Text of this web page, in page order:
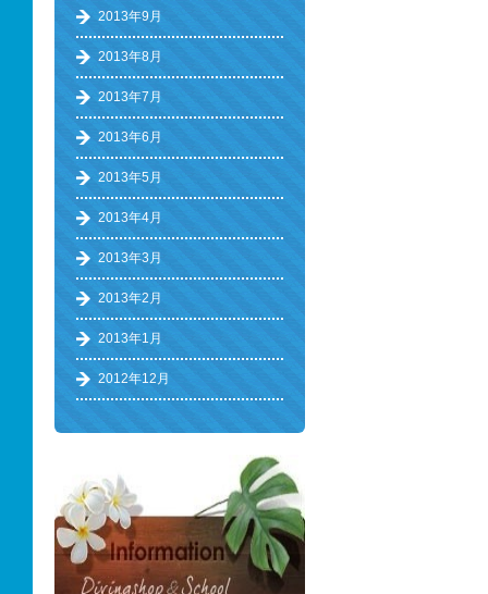
2013年9月
2013年8月
2013年7月
2013年6月
2013年5月
2013年4月
2013年3月
2013年2月
2013年1月
2012年12月